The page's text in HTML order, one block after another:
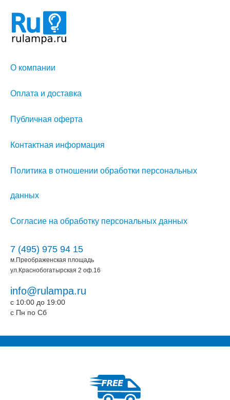
О компании
Оплата и доставка
Публичная оферта
Контактная информация
Политика в отношении обработки персональных
данных
Согласие на обработку персональных данных
7 (495) 975 94 15
м.Преображенская площадь
ул.Краснобогатырская 2 оф.16
info@rulampa.ru
c 10:00 до 19:00
c Пн по Сб